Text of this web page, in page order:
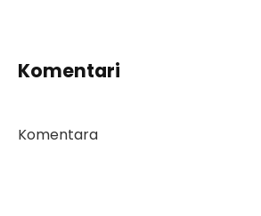
Komentari
Komentara